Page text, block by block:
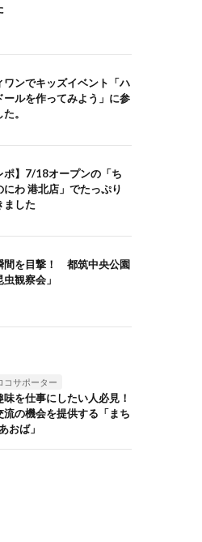
ワンでキッズイベント「ハ
ールを作ってみよう」に参
。
ポ】7/18オープンの「ち
にわ 港北店」でたっぷり
ました
間を目撃！ 都筑中央公園
虫観察会」
コサポーター
味を仕事にしたい人必見！
流の機会を提供する「まち
おば」